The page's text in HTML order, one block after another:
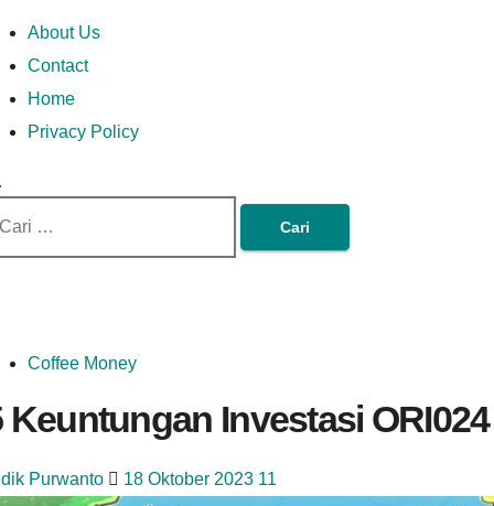
Money In Every
Way
In Every Way
About Us
Contact
Home
Privacy Policy
Coffee Money
Keuntungan Investasi ORI024
Purwanto 18 Oktober 2023 11